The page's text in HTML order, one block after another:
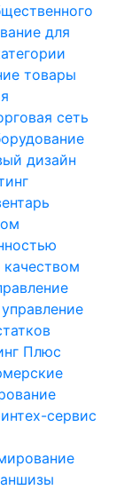
для
товары
сеть
дизайн
качеством
управление
Плюс
сервис